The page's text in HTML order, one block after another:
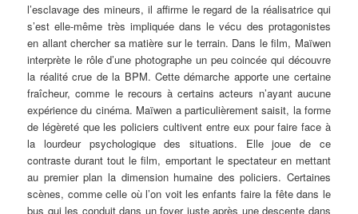
l’esclavage des mineurs, il affirme le regard de la réalisatrice qui
s’est elle-même très impliquée dans le vécu des protagonistes
en allant chercher sa matière sur le terrain. Dans le film, Maïwen
interprète le rôle d’une photographe un peu coincée qui découvre
la réalité crue de la BPM. Cette démarche apporte une certaine
fraîcheur, comme le recours à certains acteurs n’ayant aucune
expérience du cinéma. Maïwen a particulièrement saisit, la forme
de légèreté que les policiers cultivent entre eux pour faire face à
la lourdeur psychologique des situations. Elle joue de ce
contraste durant tout le film, emportant le spectateur en mettant
au premier plan la dimension humaine des policiers. Certaines
scènes, comme celle où l’on voit les enfants faire la fête dans le
bus qui les conduit dans un foyer juste après une descente dans